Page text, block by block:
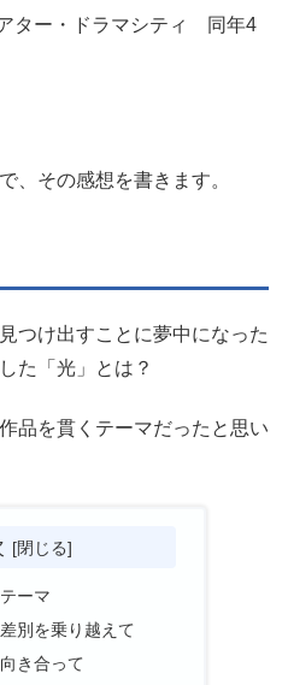
ター・ドラマシティ 同年4
、その感想を書きます。
つけ出すことに夢中になった
た「光」とは？
品を貫くテーマだったと思い
ーマ
別を乗り越えて
き合って